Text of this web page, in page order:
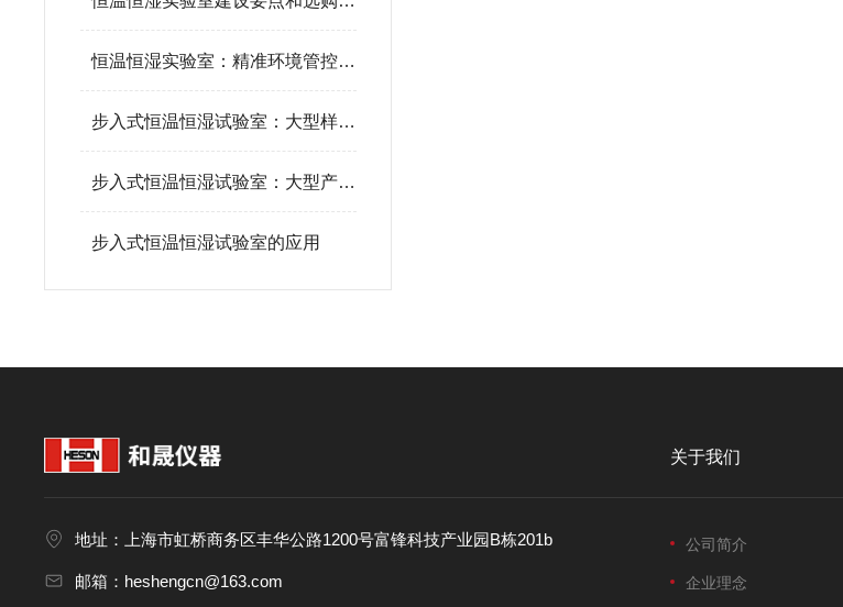
恒温恒湿实验室：精准环境管控核心，助力产业升级与科研创新
步入式恒温恒湿试验室：大型样品环境测试标准，护航产品品质验证
步入式恒温恒湿试验室：大型产品的“全场景环境道场”​
步入式恒温恒湿试验室的应用
地址：上海市虹桥商务区丰华公路1200号富锋科技产业园B栋201b
邮箱：heshengcn@163.com
关于我们
公司简介
企业理念